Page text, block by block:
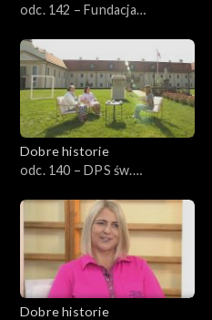
odc. 142 – Fundacja
Dobre historie
odc. 140 – DPS św.
Dobre historie